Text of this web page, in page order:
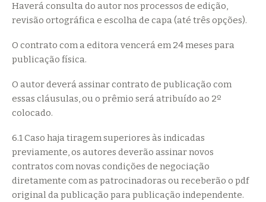
Haverá consulta do autor nos processos de edição,
revisão ortográfica e escolha de capa (até três opções).
O contrato com a editora vencerá em 24 meses para
publicação física.
O autor deverá assinar contrato de publicação com
essas cláusulas, ou o prêmio será atribuído ao 2º
colocado.
6.1 Caso haja tiragem superiores às indicadas
previamente, os autores deverão assinar novos
contratos com novas condições de negociação
diretamente com as patrocinadoras ou receberão o pdf
original da publicação para publicação independente.